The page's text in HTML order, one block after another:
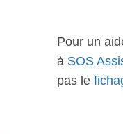
Pour un
à SOS
pas le